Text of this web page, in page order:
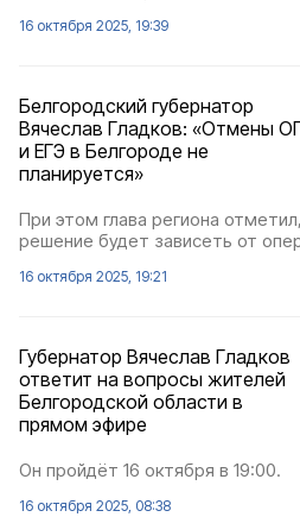
16 октября 2025, 19:39
Белгородский губернатор
Вячеслав Гладков: «Отмены
и ЕГЭ в Белгороде не
планируется»
При этом глава региона
решение будет зависеть от
16 октября 2025, 19:21
Губернатор Вячеслав Гладков
ответит на вопросы жителей
Белгородской области в
прямом эфире
Он пройдёт 16 октября в 19:00.
16 октября 2025, 08:38